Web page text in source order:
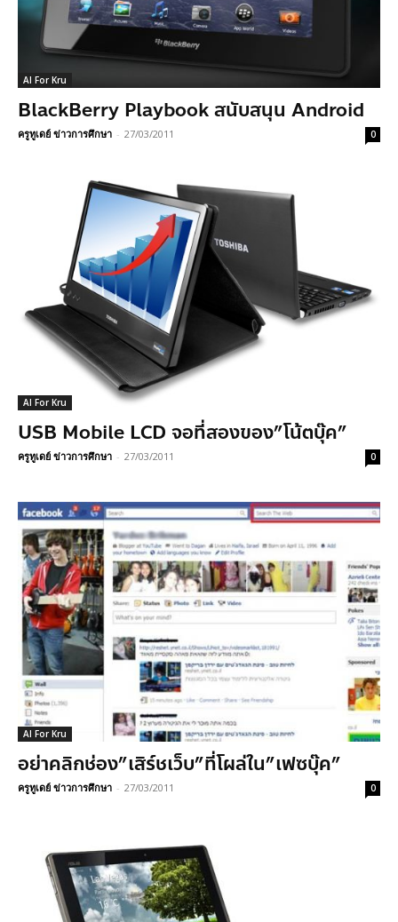
AI For Kru
BlackBerry Playbook สนับสนุน Android
ครูทูเดย์ ข่าวการศึกษา - 27/03/2011 0
AI For Kru
USB Mobile LCD จอที่สองของ”โน้ตบุ๊ค”
ครูทูเดย์ ข่าวการศึกษา - 27/03/2011 0
AI For Kru
อย่าคลิกช่อง”เสิร์ชเว็บ”ที่โผล่ใน”เฟซบุ๊ค”
ครูทูเดย์ ข่าวการศึกษา - 27/03/2011 0